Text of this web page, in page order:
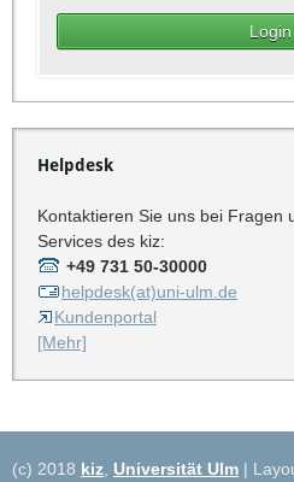
Helpdesk
Kontaktieren Sie uns bei Fragen
Services des kiz:
+49 731 50-30000
helpdesk(at)uni-ulm.de
Kundenportal
[Mehr]
(c) 2018 kiz Universität Ulm |